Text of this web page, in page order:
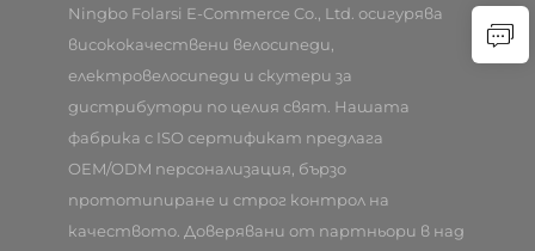
Ningbo Folarsi E-Commerce Co., Ltd. осигурява
висококачествени велосипеди,
електровелосипеди и скутери за
дистрибутори по целия свят. Нашата
фабрика с ISO сертификат предлага
OEM/ODM персонализация, бързо
прототипиране и строг контрол на
качеството. Доверявани от партньори в над